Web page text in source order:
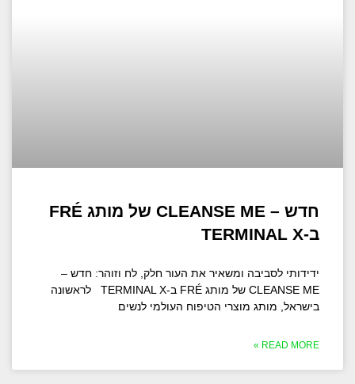
חדש – CLEANSE ME של מותג FRÉ
ב-TERMINAL X
ידידותי לסביבה ומשאיר את העור חלק, לח וזוהר: חדש –
CLEANSE ME של מותג FRÉ ב-TERMINAL X לראשונה
בישראל, מותג מוצרי הטיפוח העולמי לנשים
READ MORE »